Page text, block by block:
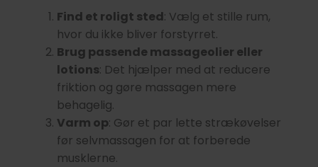
Find et roligt sted: Vælg et stille rum,
hvor du ikke bliver forstyrret.
Brug passende massageolier eller
lotions: Det hjælper med at reducere
friktion og gøre massagen mere
behagelig.
Varm op: Gør et par lette strækøvelser
før selvmassagen for at forberede
musklerne.